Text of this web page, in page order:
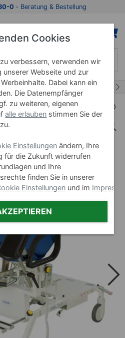
Zur Produktbeschreibung
0 ‐ Beratung & Bestellung
14/230
AFIA
Cookies
verbessern, verwenden wir
Webseite und zur
Dabei kann ein
Die Datenempfänger
zu weiteren, eigenen
alle erlauben stimmen Sie der
Einstellungen ändern, Ihre
für die Zukunft widerrufen
und Ihre
finden Sie in unserer
Einstellungen und im